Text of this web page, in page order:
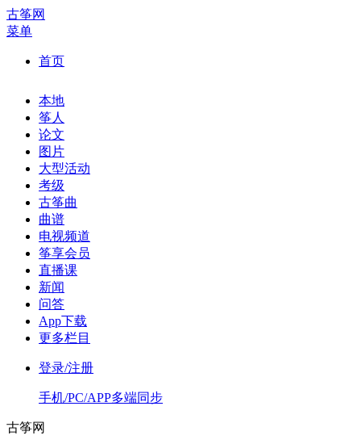
古筝网
菜单
首页
本地
筝人
论文
图片
大型活动
考级
古筝曲
曲谱
电视频道
筝享会员
直播课
新闻
问答
App下载
更多栏目
登录/注册
手机/PC/APP多端同步
古筝网